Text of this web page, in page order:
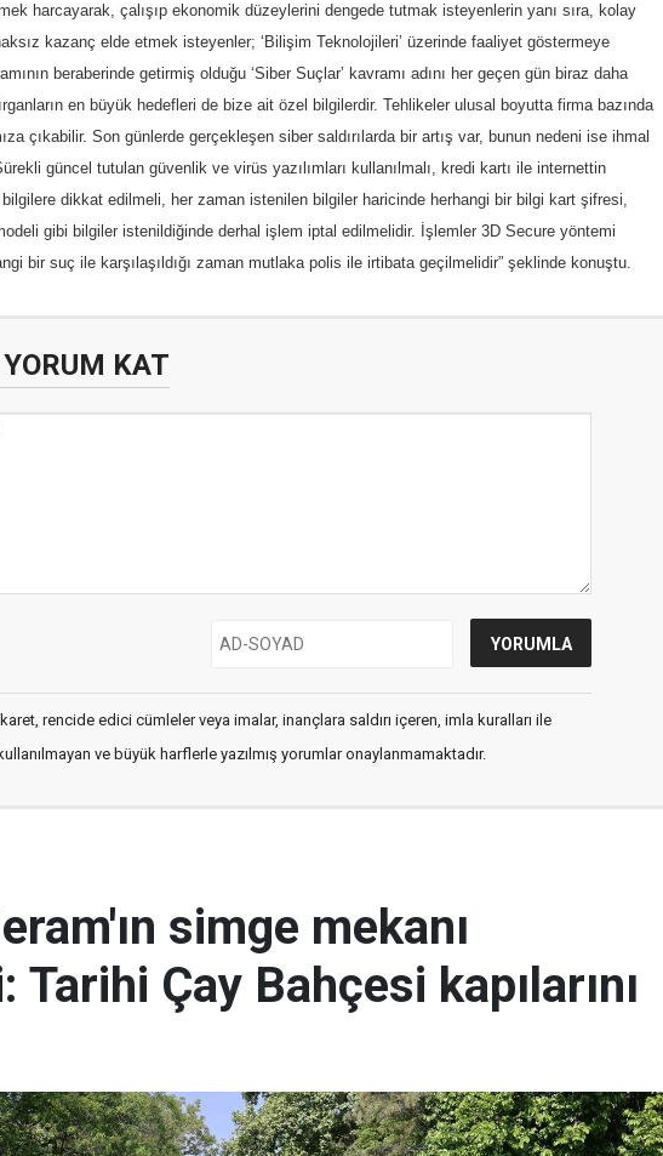
harcayarak, çalışıp ekonomik düzeylerini dengede tutmak isteyenlerin yanı sıra, kolay
kazanç elde etmek isteyenler; ‘Bilişim Teknolojileri’ üzerinde faaliyet göstermeye
beraberinde getirmiş olduğu ‘Siber Suçlar’ kavramı adını her geçen gün biraz daha
en büyük hedefleri de bize ait özel bilgilerdir. Tehlikeler ulusal boyutta firma bazında
çıkabilir. Son günlerde gerçekleşen siber saldırılarda bir artış var, bunun nedeni ise ihmal
güncel tutulan güvenlik ve virüs yazılımları kullanılmalı, kredi kartı ile internettin
dikkat edilmeli, her zaman istenilen bilgiler haricinde herhangi bir bilgi kart şifresi,
gibi bilgiler istenildiğinde derhal işlem iptal edilmelidir. İşlemler 3D Secure yöntemi
bir suç ile karşılaşıldığı zaman mutlaka polis ile irtibata geçilmelidir” şeklinde konuştu.
YORUM KAT
rencide edici cümleler veya imalar, inançlara saldırı içeren, imla kuralları ile
ve büyük harflerle yazılmış yorumlar onaylanmamaktadır.
simge mekanı
Tarihi Çay Bahçesi kapılarını